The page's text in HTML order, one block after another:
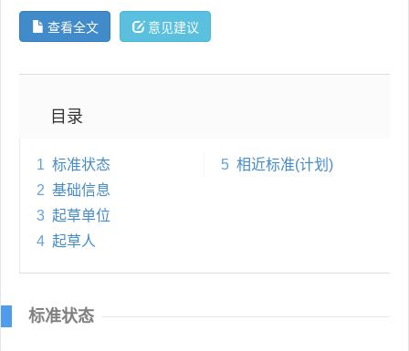
查看全文 意见建议
目录
1 标准状态
2 基础信息
3 起草单位
4 起草人
5 相近标准(计划)
标准状态